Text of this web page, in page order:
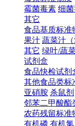
霉菌毒素 细
其它
食品基质标准
果汁 蔬菜汁（
其它 绿叶/蔬
试剂盒
食品快检试剂
其他食品类标
亚硝胺 杀鼠剂
邻苯二甲酸酯
农药残留标准
有机磷 有机氯